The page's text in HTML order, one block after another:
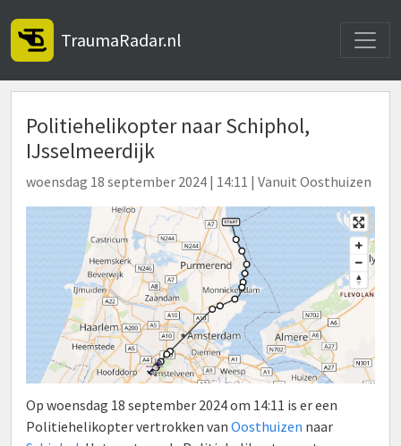
TraumaRadar.nl
Politiehelikopter naar Schiphol,
IJsselmeerdijk
woensdag 18 september 2024 | 14:11 | Vanuit Oosthuizen
Op woensdag 18 september 2024 om 14:11 is er een
Politiehelikopter vertrokken van Oosthuizen naar